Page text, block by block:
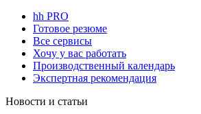
hh PRO
Готовое резюме
Все сервисы
Хочу у вас работать
Производственный календарь
Экспертная рекомендация
Новости и статьи